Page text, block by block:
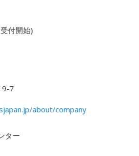
付開始)
7
about/company
ター